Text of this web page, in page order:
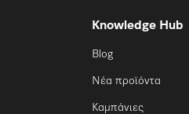
Knowledge Hub
Blog
Νέα προϊόντα
Καμπάνιες